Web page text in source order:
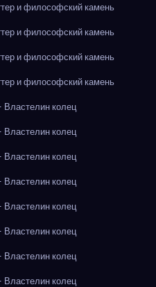
и философский камень
и философский камень
и философский камень
и философский камень
колец
колец
колец
колец
колец
колец
колец
колец